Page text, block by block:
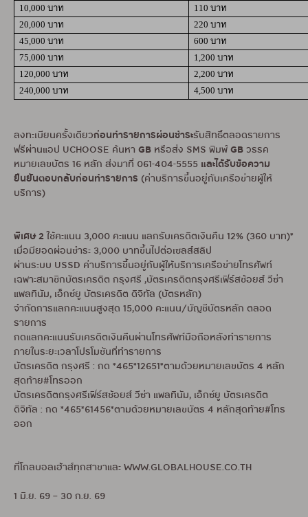
10,000 บาท
110 บาท
20,000 บาท
220 บาท
45,000 บาท
600 บาท
75,000 บาท
1,200 บาท
120,000 บาท
2,200 บาท
240,000 บาท
4,500 บาท
ลงทะเบียนครั้งเดียวก่อนทำรายการผ่อนชำระรับสิทธิ์ตลอดรายการ
ฟรีผ่านแอป UCHOOSE ค้นหา GB หรือส่ง SMS พิมพ์ GB วรรค
หมายเลขบัตร 16 หลัก ส่งมาที่ 061-404-5555 และได้รับข้อความ
ยืนยันตอบกลับก่อนทำรายการ (ค่าบริการขึ้นอยู่กับเครือข่ายผู้ให้
บริการ)
พิเศษ 2 ใช้คะแนน 3,000 คะแนน แลกรับเครดิตเงินคืน 12% (360 บาท)*
เมื่อมียอดผ่อนชำระ 3,000 บาทขึ้นไปต่อเซลส์สลิป
ผ่านระบบ USSD ค่าบริการขึ้นอยู่กับผู้ให้บริการเครือข่ายโทรศัพท์
เฉพาะสมาชิกบัตรเครดิต กรุงศรี ,บัตรเครดิตกรุงศรีเฟิร์สช้อยส์ วีซ่า
แพลทินัม, เอ็กซ์ยู บัตรเครดิต ดิจิทัล (บัตรหลัก)
จำกัดการแลกคะแนนสูงสุด 15,000 คะแนน/บัญชีบัตรหลัก ตลอด
รายการ
กดแลกคะแนนรับเครดิตเงินคืนผ่านโทรศัพท์มือถือหลังทำรายการ
ภายในระยะเวลาโปรโมชันที่ทำรายการ
บัตรเครดิต กรุงศรี : กด *465*12651*ตามด้วยหมายเลขบัตร 4 หลัก
สุดท้าย#โทรออก
บัตรเครดิตกรุงศรีเฟิร์สช้อยส์ วีซ่า แพลทินัม, เอ็กซ์ยู บัตรเครดิต
ดิจิทัล : กด *465*61456*ตามด้วยหมายเลขบัตร 4 หลักสุดท้าย#โทร
ออก
ที่โกลบอลเฮ้าส์ทุกสาขาและ WWW.GLOBALHOUSE.CO.TH
1 มิ.ย. 69 – 30 ก.ย. 69